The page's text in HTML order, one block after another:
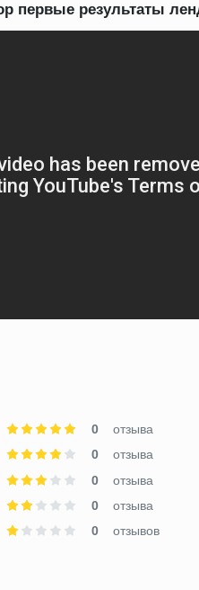
первые результаты
0
отзыва
0
отзыва
0
отзыва
0
отзыва
0
отзывов